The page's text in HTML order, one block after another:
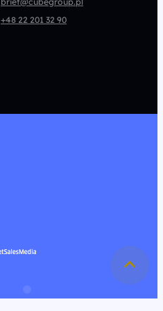
Marketing Automation
+48 22 201 32 90